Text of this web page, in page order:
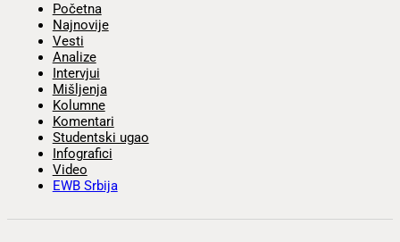
Početna
Najnovije
Vesti
Analize
Intervjui
Mišljenja
Kolumne
Komentari
Studentski ugao
Infografici
Video
EWB Srbija